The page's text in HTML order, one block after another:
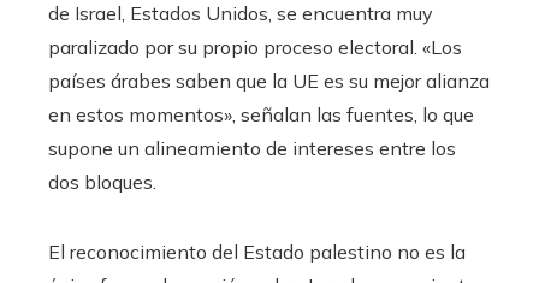
de Israel, Estados Unidos, se encuentra muy
paralizado por su propio proceso electoral. «Los
países árabes saben que la UE es su mejor alianza
en estos momentos», señalan las fuentes, lo que
supone un alineamiento de intereses entre los
dos bloques.
El reconocimiento del Estado palestino no es la